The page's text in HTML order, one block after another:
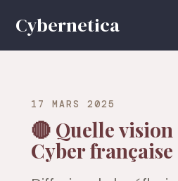
17 MARS 2025
🔴 Quelle
Cyber française